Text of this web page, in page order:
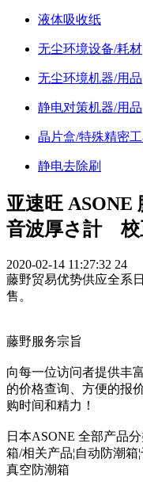
液体吸收纸
无尘环境设备/耗材
无尘环境机器/用品
静电对策机器/用品
晶片盒/特殊精密
静电去除刷
亚速旺 ASONE
音波厚さ計
2020-02-14 11:27:32 24
藤野贸易优势供应全系
售。
藤野服务宗旨
向每一位访问者提供丰
的价格查询、方便的报
购时间和精力！
日本ASONE 全部产品
箱/相关产品¦自动防潮箱
真空防潮箱